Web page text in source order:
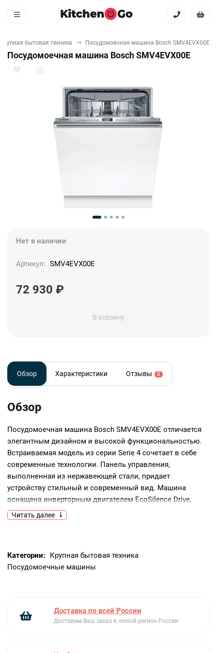
Крупная бытовая техника Посудомоечная машина Bosch SMV4EVX00E
Посудомоечная машина Bosch SMV4EVX00E
Нет в наличии
Артикул: SMV4EVX00E
72 930 ₽
В корзину
Обзор Характеристики Отзывы 0
Обзор
Посудомоечная машина Bosch SMV4EVX00E отличается
элегантным дизайном и высокой функциональностью.
Встраиваемая модель из серии Serie 4 сочетает в себе
современные технологии. Панель управления,
выполненная из нержавеющей стали, придает
устройству стильный и современный вид. Машина
оснащена инверторным двигателем EcoSilence Drive,
который обеспечивает тихую и эффективную работу.
Вместимость устройства составляет 14 комплектов
предлагает шесть стандартных программ и пять
температурных режимов, включая автоматическую,
максимальной гибкости.Особенностью устройства
Machine Care поддерживает оптимальное состояние
Читать далее
Категории:
Крупная бытовая техника
Посудомоечные машины
Доставка по всей России
Доставим Ваш заказ в любой регион России